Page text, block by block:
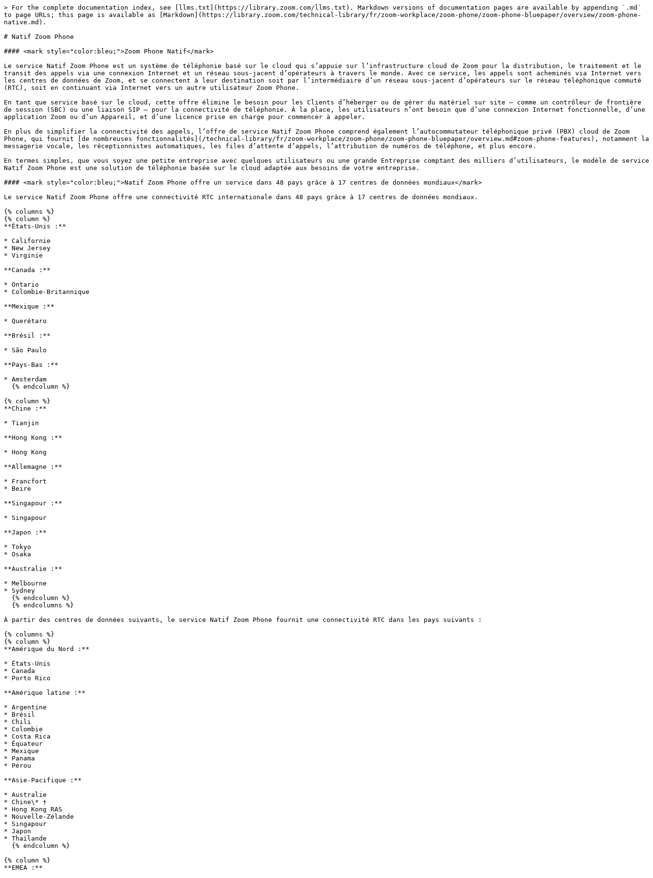
> For the complete documentation index, see [llms.txt](https://library.zoom.com/llms.txt). Markdown versions of documentation pages are available by appending `.md`
to page URLs; this page is available as [Markdown](https://library.zoom.com/technical-library/fr/zoom-workplace/zoom-phone/zoom-phone-bluepaper/overview/zoom-phone-
native.md).
# Natif Zoom Phone
#### <mark style="color:bleu;">Zoom Phone Natif</mark>
Le service Natif Zoom Phone est un système de téléphonie basé sur le cloud qui s’appuie sur l’infrastructure cloud de Zoom pour la distribution, le traitement et le
transit des appels via une connexion Internet et un réseau sous-jacent d’opérateurs à travers le monde. Avec ce service, les appels sont acheminés via Internet vers
les centres de données de Zoom, et se connectent à leur destination soit par l’intermédiaire d’un réseau sous-jacent d’opérateurs sur le réseau téléphonique commuté
(RTC), soit en continuant via Internet vers un autre utilisateur Zoom Phone.
En tant que service basé sur le cloud, cette offre élimine le besoin pour les Clients d’héberger ou de gérer du matériel sur site — comme un contrôleur de frontière
de session (SBC) ou une liaison SIP — pour la connectivité de téléphonie. À la place, les utilisateurs n’ont besoin que d’une connexion Internet fonctionnelle, d’une
application Zoom ou d’un Appareil, et d’une licence prise en charge pour commencer à appeler.
En plus de simplifier la connectivité des appels, l’offre de service Natif Zoom Phone comprend également l’autocommutateur téléphonique privé (PBX) cloud de Zoom
Phone, qui fournit [de nombreuses fonctionnalités](/technical-library/fr/zoom-workplace/zoom-phone/zoom-phone-bluepaper/overview.md#zoom-phone-features), notamment la
messagerie vocale, les réceptionnistes automatiques, les files d’attente d’appels, l’attribution de numéros de téléphone, et plus encore.
En termes simples, que vous soyez une petite entreprise avec quelques utilisateurs ou une grande Entreprise comptant des milliers d’utilisateurs, le modèle de service
Natif Zoom Phone est une solution de téléphonie basée sur le cloud adaptée aux besoins de votre entreprise.
#### <mark style="color:bleu;">Natif Zoom Phone offre un service dans 48 pays grâce à 17 centres de données mondiaux</mark>
Le service Natif Zoom Phone offre une connectivité RTC internationale dans 48 pays grâce à 17 centres de données mondiaux.
{% columns %}
{% column %}
**États-Unis :**
* Californie
* New Jersey
* Virginie
**Canada :**
* Ontario
* Colombie-Britannique
**Mexique :**
* Querétaro
**Brésil :**
* São Paulo
**Pays-Bas :**
* Amsterdam
{% column %}
**Chine :**
* Tianjin
**Hong Kong :**
* Hong Kong
**Allemagne :**
* Francfort
* Beire
**Singapour :**
* Singapour
**Japon :**
* Tokyo
* Osaka
**Australie :**
* Melbourne
* Sydney
À partir des centres de données suivants, le service Natif Zoom Phone fournit une connectivité RTC dans les pays suivants :
{% columns %}
{% column %}
**Amérique du Nord :**
* États-Unis
* Canada
* Porto Rico
**Amérique latine :**
* Argentine
* Brésil
* Chili
* Colombie
* Costa Rica
* Équateur
* Mexique
* Panama
* Pérou
**Asie-Pacifique :**
* Australie
* Chine\* †
* Hong Kong RAS
* Nouvelle-Zélande
* Singapour
* Japon
* Thaïlande
{% column %}
**EMEA :**